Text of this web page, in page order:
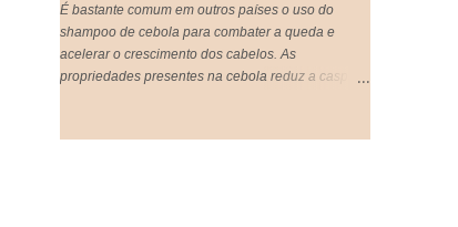
É bastante comum em outros países o uso do
shampoo de cebola para combater a queda e
acelerar o crescimento dos cabelos. As
propriedades presentes na cebola reduz a caspa,
rápido, proporciona sensação de limpeza e